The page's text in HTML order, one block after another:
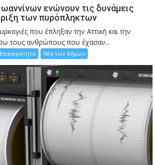
ενώνουν τις δυνάμεις
των πυρόπληκτων
που έπληξαν την Αττική και την
τους ανθρώπους που έχασαν...
Επικαιρότητα Νέα των Δήμων